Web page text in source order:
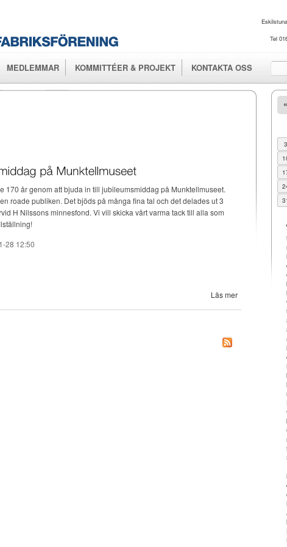
Tel
MEDLEMMAR KOMMITTÉER & PROJEKT KONTAKTA OSS
170 år genom att bjuda in till jubileumsmiddag på Munktellmuseet.
roade publiken. Det bjöds på många fina tal och det delades ut 3
H Nilssons minnesfond. Vi vill skicka vårt varma tack till alla som
28 12:50
Läs mer
om EFF
170 år
middag
«
3